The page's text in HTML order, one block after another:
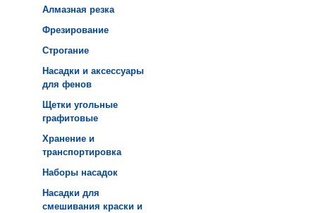
Алмазная резка
Фрезирование
Строгание
Насадки и аксессуары
для фенов
Щетки угольные
графитовые
Хранение и
транспортировка
Наборы насадок
Насадки для
смешивания краски и